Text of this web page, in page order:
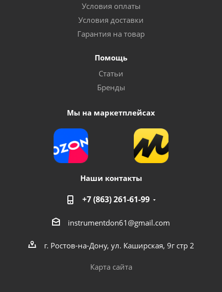
Условия оплаты
Условия доставки
Гарантия на товар
Помощь
Статьи
Бренды
Мы на маркетплейсах
Наши контакты
+7 (863) 261-61-99
instrumentdon61@gmail.com
г. Ростов-на-Дону, ул. Каширская, 9г стр 2
Карта сайта